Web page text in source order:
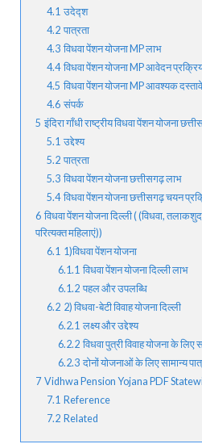
4.1 उदेद्श
4.2 पात्रता
4.3 विधवा पेंशन योजना MP लाभ
4.4 विधवा पेंशन योजना MP आवेदन
4.5 विधवा पेंशन योजना MP आवश्यक
4.6 संपर्क
5 इंदिरा गाँधी राष्ट्रीय विधवा पेंशन योजना
5.1 उद्देश्य
5.2 पात्रता
5.3 विधवा पेंशन योजना छत्तीसगढ़ लाभ
5.4 विधवा पेंशन योजना छत्तीसगढ़ चयन
6 विधवा पेंशन योजना दिल्ली ( (विधवा,
परित्यक्त महिलाएं))
6.1 1)विधवा पेंशन योजना
6.1.1 विधवा पेंशन योजना दिल्ली लाभ
6.1.2 पहल और उपलब्धि
6.2 2) विधवा-बेटी विवाह योजना दिल्ली
6.2.1 लक्ष्य और उद्देश्य
6.2.2 विधवा पुत्री विवाह योजना के लिए
6.2.3 दोनों योजनाओं के लिए सामान्य
7 Vidhwa Pension Yojana PDF
7.1 Reference
7.2 Related